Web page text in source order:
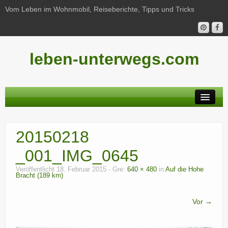
Vom Leben im Wohnmobil, Reiseberichte, Tipps und Tricks
leben-unterwegs.com
Reiseberichte
Unterwegs
Haushalt
20150218
_001_IMG_0645
Veröffentlicht 18. Februar 2015 - Gre: 640 × 480 in Auf die Hohe
Bracht (189 km)
Vor →